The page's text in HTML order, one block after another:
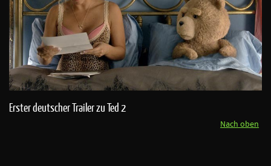
Erster deutscher Trailer zu Ted 2
Nach oben